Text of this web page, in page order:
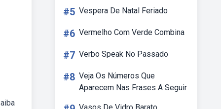
#5 Vespera De Natal Feriado
#6 Vermelho Com Verde Combina
#7 Verbo Speak No Passado
#8 Veja Os Números Que
Aparecem Nas Frases A Seguir